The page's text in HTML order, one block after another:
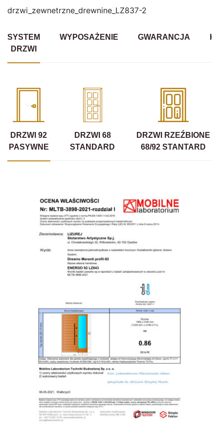
drzwi_zewnetrzne_drewnine_LZ837-2
SYSTEM
DRZWI
WYPOSAŻENIE GWARANCJA
DRZWI 92
PASYWNE
DRZWI 68
STANDARD
DRZWI RZEŹBIONE
68/92 STANTARD